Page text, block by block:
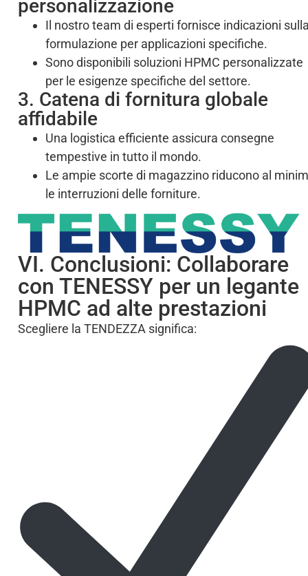
personalizzazione
Il nostro team di esperti fornisce indicazioni
formulazione per applicazioni specifiche.
Sono disponibili soluzioni HPMC personalizzate
per le esigenze specifiche del settore.
3. Catena di fornitura globale
affidabile
Una logistica efficiente assicura consegne
tempestive in tutto il mondo.
Le ampie scorte di magazzino riducono al
le interruzioni delle forniture.
VI. Conclusioni: Collaborare
con TENESSY per un legante
HPMC ad alte prestazioni
Scegliere la TENDEZZA significa: